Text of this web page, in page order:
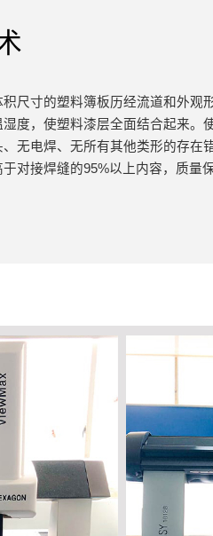
尺寸的塑料簿板历经流道和外观
度，使塑料漆层全面结合起来。
无电焊、无所有其他类形的存在
对接焊缝的95%以上内容，质量